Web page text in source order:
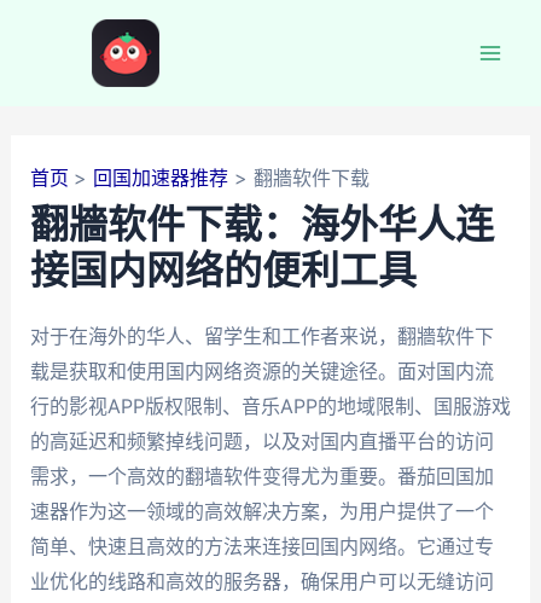
首页 回国加速器推荐 翻牆软件下载
翻牆软件下载：海外华人连
接国内网络的便利工具
对于在海外的华人、留学生和工作者来说，翻牆软件下
载是获取和使用国内网络资源的关键途径。面对国内流
行的影视APP版权限制、音乐APP的地域限制、国服游戏
的高延迟和频繁掉线问题，以及对国内直播平台的访问
需求，一个高效的翻墙软件变得尤为重要。番茄回国加
速器作为这一领域的高效解决方案，为用户提供了一个
简单、快速且高效的方法来连接回国内网络。它通过专
业优化的线路和高效的服务器，确保用户可以无缝访问